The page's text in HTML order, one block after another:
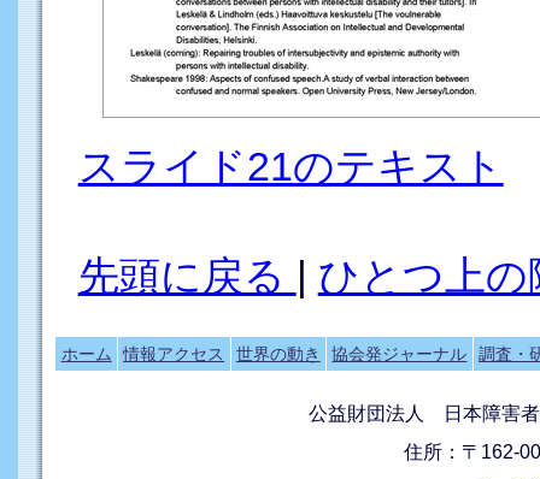
スライド21のテキスト
先頭に戻る ひとつ上の
ホーム 情報アクセス 世界の動き 協会発ジャーナル 調査・
公益財団法人 日本障害
住所：〒162-